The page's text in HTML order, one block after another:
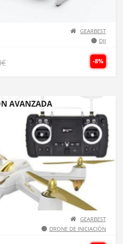
GEARBEST
DJI
-8%
AVANZADA
GEARBEST
DRONE DE INICIACIÓN